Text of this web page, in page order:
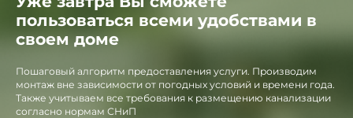
пользоваться всеми удобствами в
своем доме
Пошаговый алгоритм предоставления услуги. Производим
монтаж вне зависимости от погодных условий и времени года.
Также учитываем все требования к размещению канализации
согласно нормам СНиП